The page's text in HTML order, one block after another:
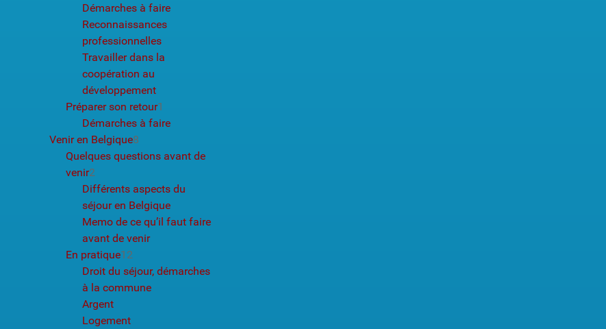
Démarches à faire
Reconnaissances
professionnelles
Travailler dans la
coopération au
développement
Préparer son retour1
Démarches à faire
Venir en Belgique8
Quelques questions avant de
venir2
Différents aspects du
séjour en Belgique
Memo de ce qu’il faut faire
avant de venir
En pratique12
Droit du séjour, démarches
à la commune
Argent
Logement